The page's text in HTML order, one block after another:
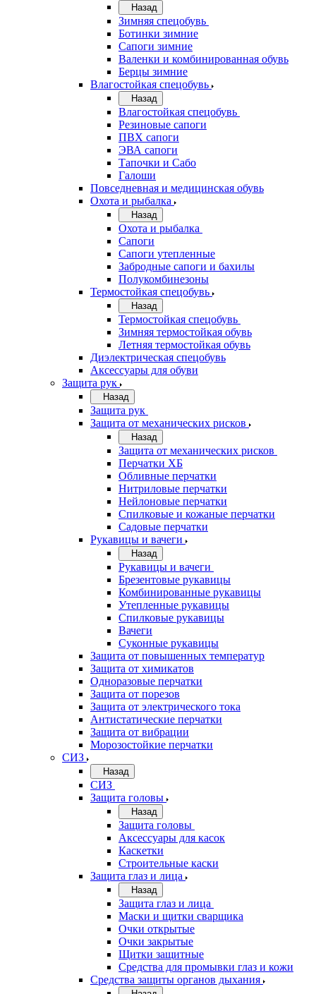
Назад
Зимняя спецобувь
Ботинки зимние
Сапоги зимние
Валенки и комбинированная обувь
Берцы зимние
Влагостойкая спецобувь
Назад
Влагостойкая спецобувь
Резиновые сапоги
ПВХ сапоги
ЭВА сапоги
Тапочки и Сабо
Галоши
Повседневная и медицинская обувь
Охота и рыбалка
Назад
Охота и рыбалка
Сапоги
Сапоги утепленные
Забродные сапоги и бахилы
Полукомбинезоны
Термостойкая спецобувь
Назад
Термостойкая спецобувь
Зимняя термостойкая обувь
Летняя термостойкая обувь
Диэлектрическая спецобувь
Аксессуары для обуви
Защита рук
Назад
Защита рук
Защита от механических рисков
Назад
Защита от механических рисков
Перчатки ХБ
Обливные перчатки
Нитриловые перчатки
Нейлоновые перчатки
Спилковые и кожаные перчатки
Садовые перчатки
Рукавицы и вачеги
Назад
Рукавицы и вачеги
Брезентовые рукавицы
Комбинированные рукавицы
Утепленные рукавицы
Спилковые рукавицы
Вачеги
Суконные рукавицы
Защита от повышенных температур
Защита от химикатов
Одноразовые перчатки
Защита от порезов
Защита от электрического тока
Антистатические перчатки
Защита от вибрации
Морозостойкие перчатки
СИЗ
Назад
СИЗ
Защита головы
Назад
Защита головы
Аксессуары для касок
Каскетки
Строительные каски
Защита глаз и лица
Назад
Защита глаз и лица
Маски и щитки сварщика
Очки открытые
Очки закрытые
Щитки защитные
Средства для промывки глаз и кожи
Средства защиты органов дыхания